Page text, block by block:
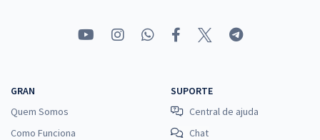
GRAN
Quem Somos
Como Funciona
SUPORTE
Central de ajuda
Chat